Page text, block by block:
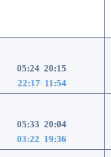
05:24 20:15
22:17 11:54
05:33 20:04
03:22 19:36